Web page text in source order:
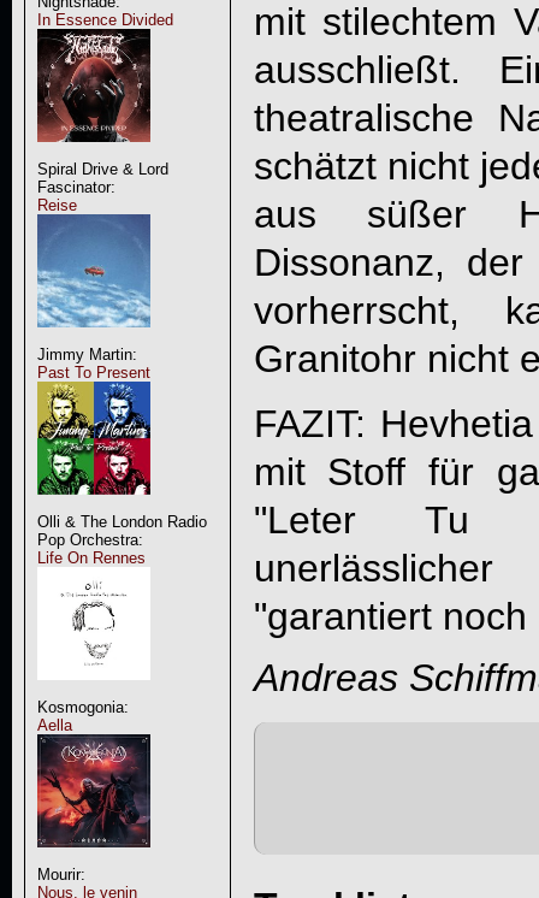
In Essence Divided
Spiral Drive & Lord
Fascinator:
Reise
Jimmy Martin:
Past To Present
Olli & The London Radio
Pop Orchestra:
Life On Rennes
Kosmogonia:
Aella
Mourir:
Nous, le venin
mit stilechtem
ausschließt.
theatralische
schätzt nicht
aus süßer
Dissonanz,
vorherrscht,
Granitohr nicht
FAZIT:
mit Stoff für
"Leter Tu
"garantiert
Andreas